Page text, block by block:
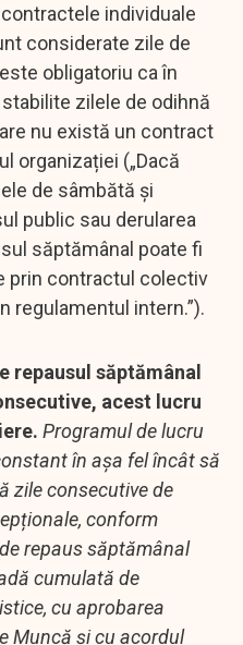
individuale
considerate zile de
obligatoriu ca în
zilele de odihnă
nu există un contract
organizației („Dacă
de sâmbătă și
public sau derularea
săptămânal poate fi
prin contractul colectiv
regulamentul intern.”).
repausul săptămânal
acest lucru
Programul de lucru
în așa fel încât să
zile consecutive de
conform
repaus săptămânal
cumulată de
cu aprobarea
Muncă și cu acordul